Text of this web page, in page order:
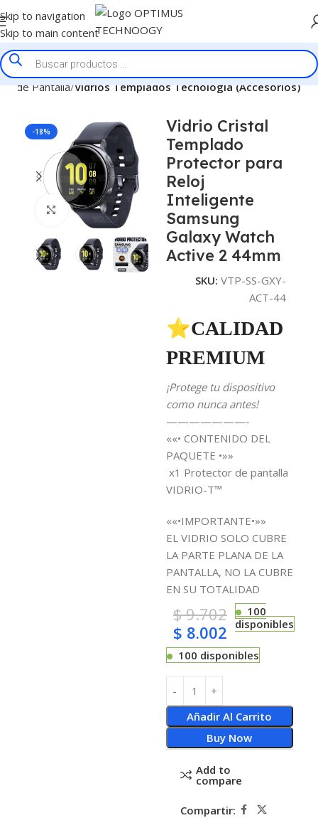
Skip to navigation
Skip to main content
de Pantalla Vidrios Templados Tecnologia (Accesorios)
-18%
Click to enlarge
Vidrio Cristal
Templado
Protector para
Reloj
Inteligente
Samsung
Galaxy Watch
Active 2 44mm
SKU: VTP-SS-GXY-
ACT-44
⭐CALIDAD
PREMIUM
¡Protege tu dispositivo
como nunca antes!
———————-
««• CONTENIDO DEL
PAQUETE •»»
x1 Protector de pantalla
VIDRIO-T™
««•IMPORTANTE•»»
EL VIDRIO SOLO CUBRE
LA PARTE PLANA DE LA
PANTALLA, NO LA CUBRE
EN SU TOTALIDAD
$9.702
$ 8.002
100
disponibles
100 disponibles
Añadir Al Carrito
Buy Now
Add to
compare
Compartir: